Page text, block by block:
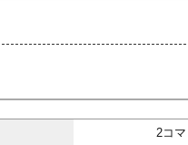
2コマ